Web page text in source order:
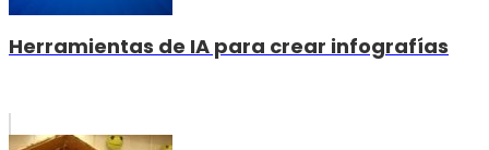
Herramientas de IA para crear infografías